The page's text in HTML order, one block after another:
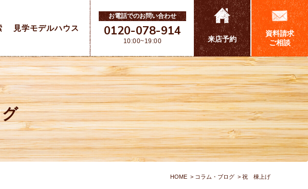
見学モデルハウス
お電話でのお問い合わせ
0120-078-914
10:00~19:00 来店予約
資料請求
ご相談
HOME コラム・ブログ 祝 棟上げ